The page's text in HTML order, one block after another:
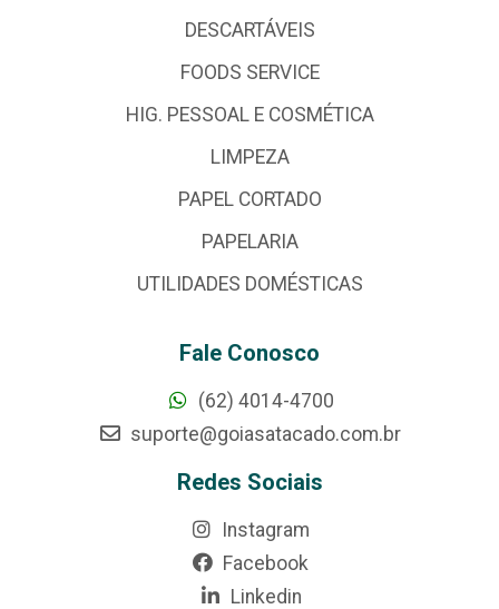
DESCARTÁVEIS
FOODS SERVICE
HIG. PESSOAL E COSMÉTICA
LIMPEZA
PAPEL CORTADO
PAPELARIA
UTILIDADES DOMÉSTICAS
Fale Conosco
(62) 4014-4700
suporte@goiasatacado.com.br
Redes Sociais
Instagram
Facebook
Linkedin